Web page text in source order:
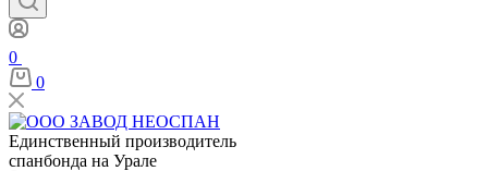
0
0
Единственный производитель
спанбонда на Урале